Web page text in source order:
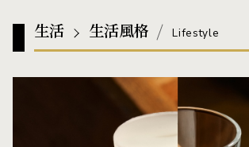
生活 生活風格 Lifestyle